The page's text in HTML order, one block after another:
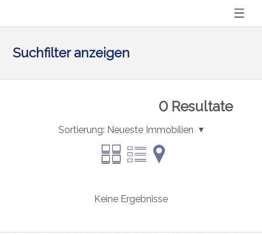
Suchfilter anzeigen
0Resultate
Sortierung: Neueste Immobilien
Keine Ergebnisse